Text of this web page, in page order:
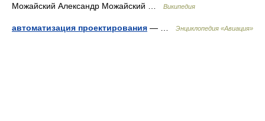
Можайский Александр Можайский …
Википедия
автоматизация проектирования — … Энциклопедия «Авиация»